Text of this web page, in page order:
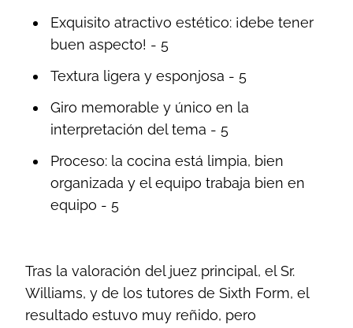
Exquisito atractivo estético: ¡debe tener
buen aspecto! - 5
Textura ligera y esponjosa - 5
Giro memorable y único en la
interpretación del tema - 5
Proceso: la cocina está limpia, bien
organizada y el equipo trabaja bien en
equipo - 5
Tras la valoración del juez principal, el Sr.
Williams, y de los tutores de Sixth Form, el
resultado estuvo muy reñido, pero